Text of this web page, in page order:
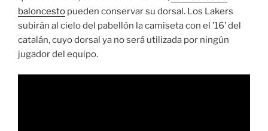
baloncesto pueden conservar su dorsal. Los Lakers
subirán al cielo del pabellón la camiseta con el ’16’ del
catalán, cuyo dorsal ya no será utilizada por ningún
jugador del equipo.